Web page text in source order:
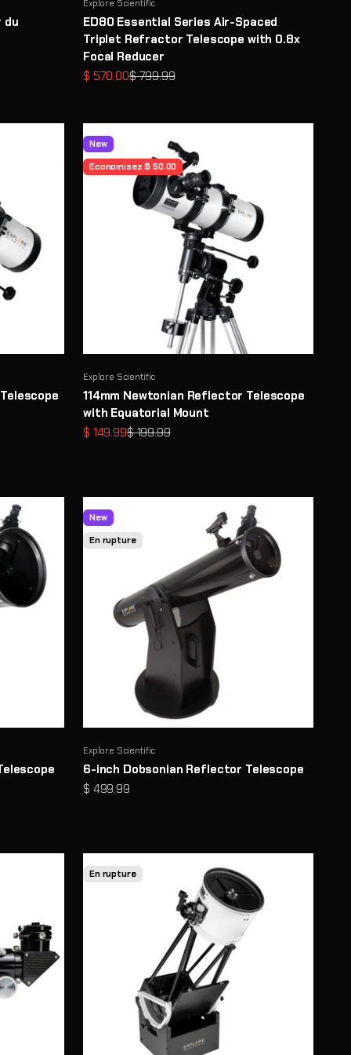
du
Explore Scientific
ED80 Essential Series Air-Spaced
Triplet Refractor Telescope with 0.8x
Focal Reducer
Prix de vente
$ 570.00Prix normal
$ 799.99
New
Economisez $ 50.00
Explore Scientific
114mm Newtonian Reflector Telescope
with Equatorial Mount
Prix de vente
$ 149.99Prix normal
$ 199.99
New
En rupture
Explore Scientific
6-inch Dobsonian Reflector Telescope
Prix de vente
$ 499.99
En rupture